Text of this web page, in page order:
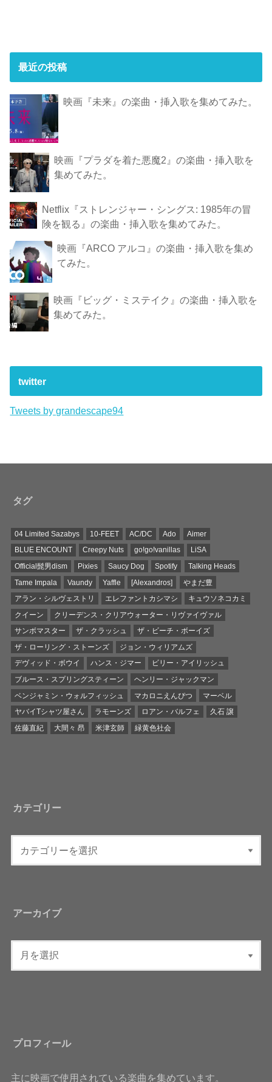
最近の投稿
映画『未来』の楽曲・挿入歌を集めてみた。
映画『プラダを着た悪魔2』の楽曲・挿入歌を
集めてみた。
Netflix『ストレンジャー・シングス: 1985年の冒
険 を観 る』の楽曲・挿入歌を集めてみた。
映画『ARCO アルコ』の楽曲・挿入歌を集め
てみた。
映画『ビッグ・ミステイク』の楽曲・挿入歌を
集めてみた。
twitter
Tweets by grandescape94
タグ
04 Limited Sazabys 10-FEET AC/DC Ado
Aimer
BLUE ENCOUNT
Creepy Nuts go!go!vanillas
LiSA
Official髭男dism
Pixies Saucy Dog Spotify
Talking Heads
Tame Impala
Vaundy Yaffle [Alexandros]
やまだ豊
アラン・シルヴェストリ
エレファントカシマシ
キュウソネコカミ
クイーン
クリーデンス・クリアウォーター・リヴァイヴァル
サンボマスター
ザ・クラッシュ
ザ・ビーチ・ボーイズ
ザ・ローリング・ストーンズ
ジョン・ウィリアムズ
デヴィッド・ボウイ
ハンス・ジマー
ビリー・アイリッシュ
ブルース・スプリングスティーン
ヘンリー・ジャックマン
ベンジャミン・ウォルフィッシュ
マカロニえんぴつ
マーベル
ヤバイTシャツ屋さん
ラモーンズ ロアン・バルフェ
久石 譲
佐藤直紀
大間々 昂 米津玄師 緑黄色社会
カテゴリー
アーカイブ
プロフィール
主に映画で使用されている楽曲を集めています。